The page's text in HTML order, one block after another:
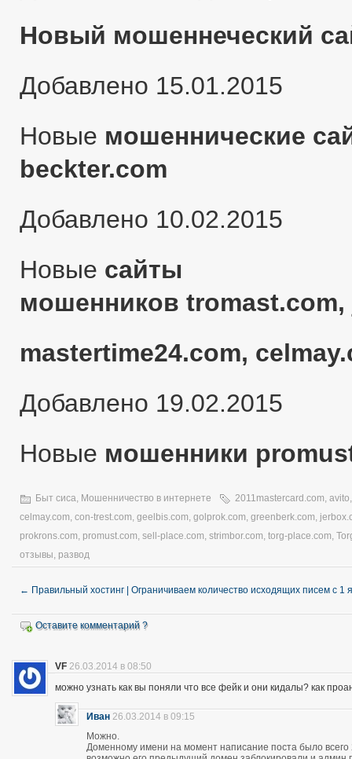
Новый мошеннеческий
Добавлено 15.01.2015
Новые мошеннические
beckter.com
Добавлено 10.02.2015
Новые сайты
мошенников
mastertime24.com,
Добавлено 19.02.2015
Новые мошенники
Быт сиса, Мошенничество в интернете 2011mastercard.com, avito
celmay.com, con-trest.com, geelbis.com, golprok.com, greenberk.com,
prokrons.com, promust.com, sell-place.com, strimbor.com, torg-place.com,
отзывы, развод
← Правильный хостинг | Ограничиваем количество исходящих писем с 1
Оставите комментарий ?
VF 26.03.2014 в 08:50
можно узнать как вы поняли что все фейк и они кидалы? как
Иван 26.03.2014 в 09:15
Можно.
Доменному имени на момент написание поста было